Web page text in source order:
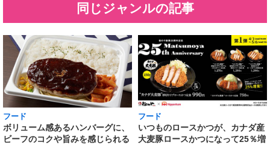
同じジャンルの記事
フード
ボリューム感あるハンバーグに、
ビーフのコクや旨みを感じられる
フード
いつものロースかつが、カナダ産
大麦豚ロースかつになって25％増